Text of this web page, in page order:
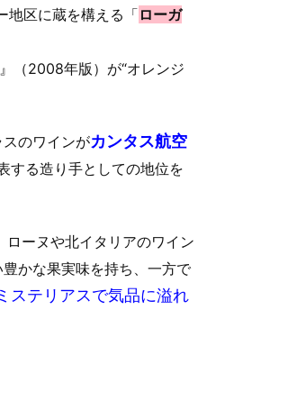
地区に蔵を構える「 ローガ
（2008年版）が“オレンジ
のワインがカンタス航空
する造り手としての地位を
ーヌや北イタリアのワイン
かな果実味を持ち、一方で
ステリアスで気品に溢れ